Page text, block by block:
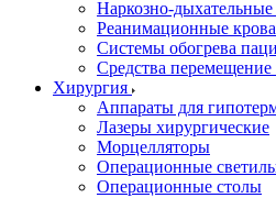
Наркозно-
Реанимационные
Системы обогрева
Средства перемещение
Хирургия
Аппараты для
Лазеры хирургические
Морцелляторы
Операционные
Операционные столы